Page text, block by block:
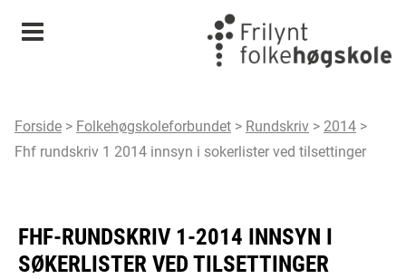
Meny
Forside > Folkehøgskoleforbundet > Rundskriv > 2014 >
Fhf rundskriv 1 2014 innsyn i sokerlister ved tilsettinger
FHF-RUNDSKRIV 1-2014 INNSYN I
SØKERLISTER VED TILSETTINGER